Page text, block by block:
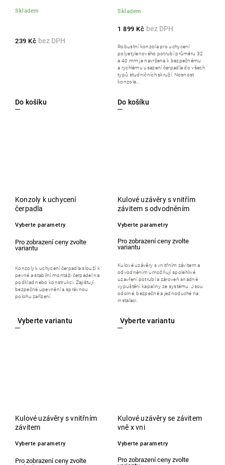
Skladem
239 Kč
Do košíku
Skladem
1 899 Kč
Do košíku
Robustní konzola pro uchycení
polyetylenového potrubí průměru 32
a 40 mm je navržena k bezpečnému
a rychlému usazení čerpadla do všech
typů studničních skruží. Nosnost
konzole...
Konzoly k uchycení
čerpadla
Vyberte parametry
Konzoly k uchycení čerpadla slouží k
pevné a stabilní montáži čerpadel na
podklad nebo konstrukci. Zajišťují
bezpečné upevnění a správnou
polohu zařízení.
Kulové uzávěry s vnitřím
závitem s odvodněním
Vyberte parametry
Kulové uzávěry s vnitřním závitem a
odvodněním umožňují spolehlivé
uzavření potrubí a zároveň snadné
vypuštění kapaliny ze systému. Jsou
odolné, bezpečné a jednoduché na
instalaci.
Kulové uzávěry s vnitřním
závitem
Vyberte parametry
Kulové uzávěry se závitem
vně x vni
Vyberte parametry